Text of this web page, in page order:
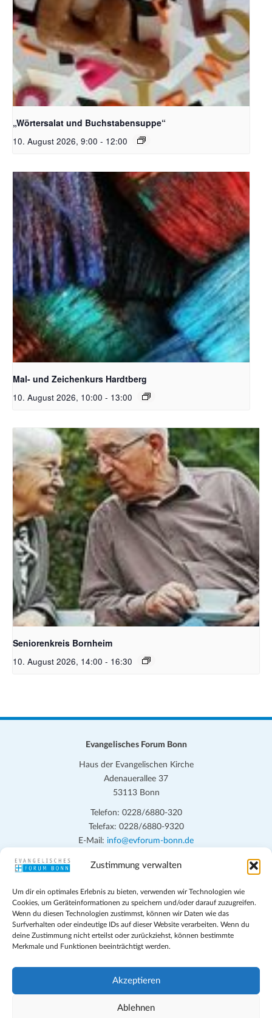
Zustimmung verwalten
Um dir ein optimales Erlebnis zu bieten, verwenden wir Technologien wie
Cookies, um Geräteinformationen zu speichern und/oder darauf zuzugreifen.
Wenn du diesen Technologien zustimmst, können wir Daten wie das
Surfverhalten oder eindeutige IDs auf dieser Website verarbeiten. Wenn du
deine Zustimmung nicht erteilst oder zurückziehst, können bestimmte
Merkmale und Funktionen beeinträchtigt werden.
Akzeptieren
Ablehnen
Bildquelle_ Pixabay Free_Christoph Meinersmann
„Wörtersalat und Buchstabensuppe“
10. August 2026, 9:00 - 12:00
Unsplash_RhondaK Native Florida Folk Artist
Mal- und Zeichenkurs Hardtberg
10. August 2026, 10:00 - 13:00
Bildquelle Pixabay Free
Seniorenkreis Bornheim
10. August 2026, 14:00 - 16:30
Evangelisches Forum Bonn
Haus der Evangelischen Kirche
Adenauerallee 37
53113 Bonn
Telefon: 0228/6880-320
Telefax: 0228/6880-9320
E-Mail: info@evforum-bonn.de
Das Evangelische Forum Bonn will in seinen zentralen
persönlichen, beruflichen, kirchlichen und öffentlichen Lebens
eingehen, zu offener Begegnung und ehrlicher Auseinandersetzung
anregen und mithelfen, aus der Verheißung des Evangeliums heraus
im individuellen und gesellschaftlichen Leben verantwortlich zu
denken, zu reden und zu handeln.
Impressum
Teilnahmebedingungen